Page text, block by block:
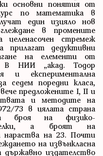
основни понятия от
по математика в
един изцяло нов
в промените
стремеж
прилагат дедуктивни
на елементи от
В НИИ „акад. Тодор
и експериментална
седем поредни класа,
предложените I, II и
и методите на
73 в цялата страна
броя на физико-
а броят на
нараства на 23. Почти
на извънкласна
издателство